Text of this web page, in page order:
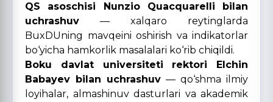
QS asoschisi Nunzio Quacquarelli bilan
uchrashuv — xalqaro reytinglarda
BuxDUning mavqeini oshirish va indikatorlar
bo‘yicha hamkorlik masalalari ko‘rib chiqildi.
Boku davlat universiteti rektori Elchin
Babayev bilan uchrashuv — qo‘shma ilmiy
loyihalar, almashinuv dasturlari va akademik